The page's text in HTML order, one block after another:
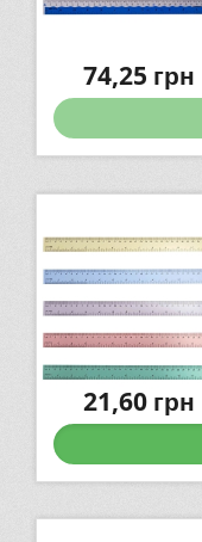
74,25 грн
21,60грн